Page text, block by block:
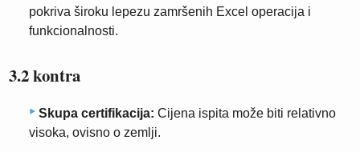
pokriva široku lepezu zamršenih Excel operacija i
funkcionalnosti.
3.2 kontra
Skupa certifikacija: Cijena ispita može biti relativno
visoka, ovisno o zemlji.